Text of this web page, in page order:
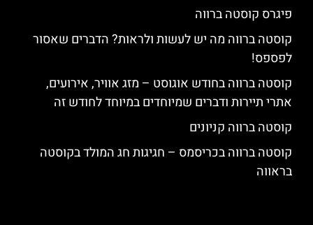
פיגרס קוסטה ברווה
קוסטה ברווה מה יש לעשות ולראות? הדברים שאסור
לפספס!
קוסטה ברווה בחודש אוגוסט – מזג אוויר, אירועים,
אתרי תיירות ודברים שמיוחדים במיוחד לחודש זה
קוסטה ברווה קניונים
קוסטה ברווה בכריסמס – חגיגות חג המולד בקוסטה
בראווה